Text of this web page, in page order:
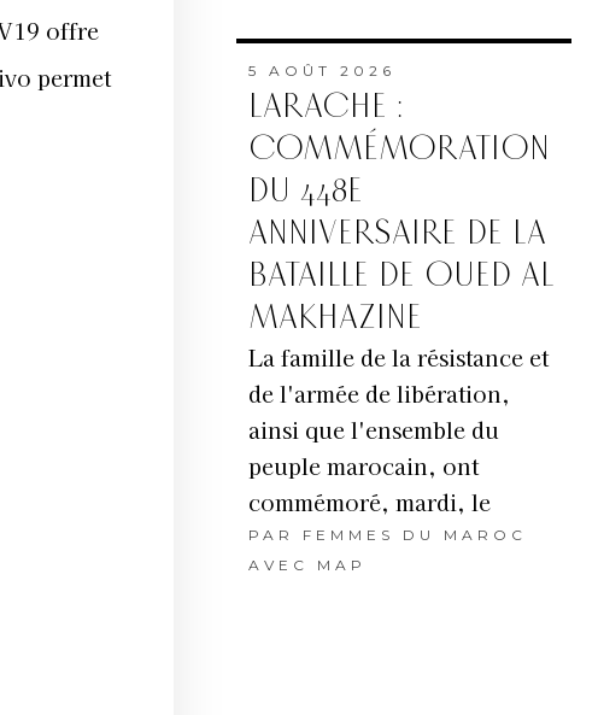
offre
permet
5 AOÛT 2026
LARACHE :
COMMÉMORATION
DU 448E
ANNIVERSAIRE DE LA
BATAILLE DE OUED AL
MAKHAZINE
La famille de la résistance et
de l'armée de libération,
ainsi que l'ensemble du
peuple marocain, ont
commémoré, mardi, le
PAR FEMMES DU MAROC
AVEC MAP